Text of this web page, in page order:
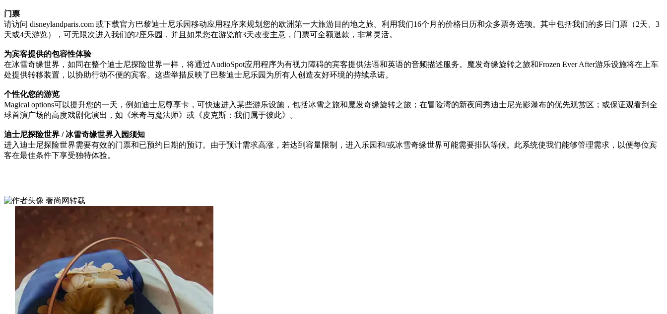
门票
请访问 disneylandparis.com 或下载官方巴黎迪士尼乐园移动应用程序来规划您的欧洲第一大旅游目的地之旅。利用我们16个月的价格日历和众多票务选项。其中包括我们的多日门票（2天、3
天或4天游览），可无限次进入我们的2座乐园，并且如果您在游览前3天改变主意，门票可全额退款，非常灵活。
为宾客提供的包容性体验
在冰雪奇缘世界，如同在整个迪士尼探险世界一样，将通过AudioSpot应用程序为有视力障碍的宾客提供法语和英语的音频描述服务。魔发奇缘旋转之旅和Frozen Ever After游乐设施将在上车
处提供转移装置，以协助行动不便的宾客。这些举措反映了巴黎迪士尼乐园为所有人创造友好环境的持续承诺。
个性化您的游览
Magical options可以提升您的一天，例如迪士尼尊享卡，可快速进入某些游乐设施，包括冰雪之旅和魔发奇缘旋转之旅；在冒险湾的新夜间秀迪士尼光影瀑布的优先观赏区；或保证观看到全
球首演广场的高度戏剧化演出，如《米奇与魔法师》或《皮克斯：我们属于彼此》。
迪士尼探险世界 / 冰雪奇缘世界入园须知
进入迪士尼探险世界需要有效的门票和已预约日期的预订。由于预计需求高涨，若达到容量限制，进入乐园和/或冰雪奇缘世界可能需要排队等候。此系统使我们能够管理需求，以便每位宾
客在最佳条件下享受独特体验。
奢尚网转载